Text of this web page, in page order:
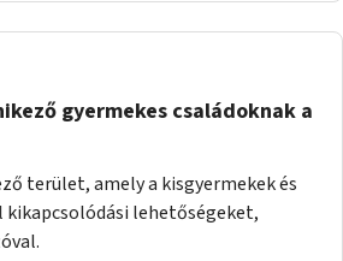
gyermekes családoknak a
terület, amely a kisgyermekek és
kikapcsolódási lehetőségeket,